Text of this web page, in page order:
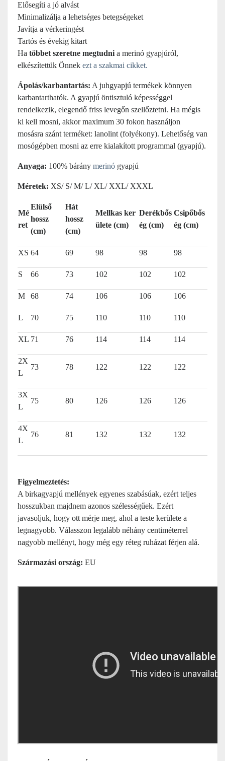
Elősegíti a jó alvást
Minimalizálja a lehetséges betegségeket
Javítja a vérkeringést
Tartós és évekig kitart
Ha többet szeretne megtudni a merinó gyapjúról,
elkészítettük Önnek ezt a szakmai cikket.
Ápolás/karbantartás: A juhgyapjú termékek könnyen
karbantarthatók. A gyapjú öntisztuló képességgel
rendelkezik, elegendő friss levegőn szellőztetni. Ha mégis
ki kell mosni, akkor maximum 30 fokon használjon
mosásra szánt terméket: lanolint (folyékony). Lehetőség van
mosógépben mosni az erre kialakított programmal (gyapjú).
Anyaga: 100% bárány merinó gyapjú
Méretek: XS/ S/ M/ L/ XL/ XXL/ XXXL
Mé
ret
Elülső
hossz
(cm)
Hát
hossz
(cm)
Mellkas ker
ülete (cm)
Derékbős
ég (cm)
Csipőbős
ég (cm)
XS 64 69 98 98 98
S 66 73 102 102 102
M 68 74 106 106 106
L 70 75 110 110 110
XL 71 76 114 114 114
2X
L
73 78 122 122 122
3X
L
75 80 126 126 126
4X
L
76 81 132 132 132
Figyelmeztetés:
A birkagyapjú mellények egyenes szabásúak, ezért teljes
hosszukban majdnem azonos szélességűek. Ezért
javasoljuk, hogy ott mérje meg, ahol a teste kerülete a
legnagyobb. Válasszon legalább néhány centiméterrel
nagyobb mellényt, hogy még egy réteg ruházat férjen alá.
Származási ország: EU